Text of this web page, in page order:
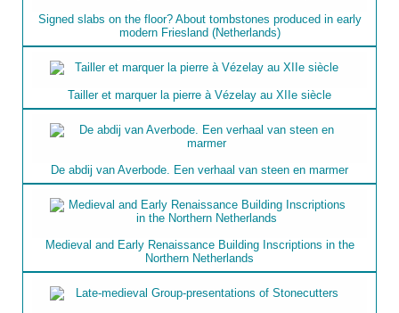
Signed slabs on the floor? About tombstones produced in early
modern Friesland (Netherlands)
Tailler et marquer la pierre à Vézelay au XIIe siècle
De abdij van Averbode. Een verhaal van steen en marmer
Medieval and Early Renaissance Building Inscriptions in the
Northern Netherlands